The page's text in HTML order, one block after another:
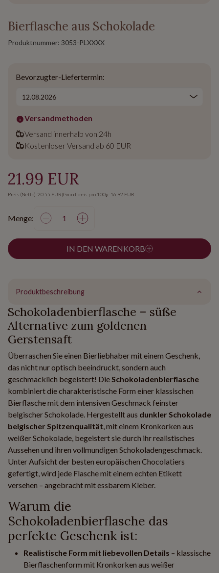
Bierflasche aus Schokolade
Produktnummer: 3053-PLXXXX
Bevorzugter-Liefertermin:
Versandmethoden
Versand innerhalb von 24h
Kostenloser Versand ab 60 EUR
21.99 EUR
Preis (Netto): 20.55 EUR|Grundpreis pro 100g: 16.92 EUR
Menge:
IN DEN WARENKORB
Produktbeschreibung
Schokoladenbierflasche – süße
Alternative zum goldenen
Gerstensaft
Überraschen Sie einen Bierliebhaber mit einem Geschenk,
das nicht nur optisch beeindruckt, sondern auch
geschmacklich begeistert! DieSchokoladenbierflasche
kombiniert die charakteristische Form einer klassischen
Bierflasche mit dem intensiven Geschmack feinster
belgischer Schokolade. Hergestellt aus dunkler Schokolade
belgischer Spitzenqualität, mit einem Kronkorken aus
weißer Schokolade, begeistert sie durch ihr realistisches
Aussehen und ihren vollmundigen Schokoladengeschmack.
Unter Aufsicht der besten europäischen Chocolatiers
gefertigt, wird jede Flasche mit einem echten Etikett
versehen – angebracht mit essbarem Kleber.
Warum die
Schokoladenbierflasche das
perfekte Geschenk ist:
Realistische Form mit liebevollen Details – klassische
Bierflaschenform mit Kronkorken aus weißer